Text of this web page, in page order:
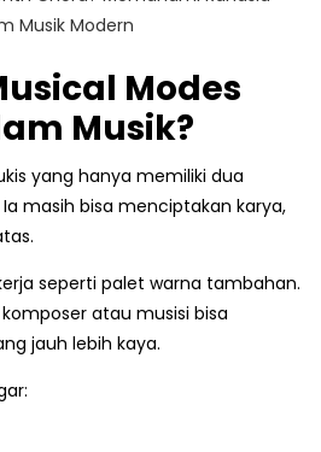
Musik Modern
Modes
Musik?
yang hanya memiliki dua
masih bisa menciptakan karya,
seperti palet warna tambahan.
atau musisi bisa
jauh lebih kaya.